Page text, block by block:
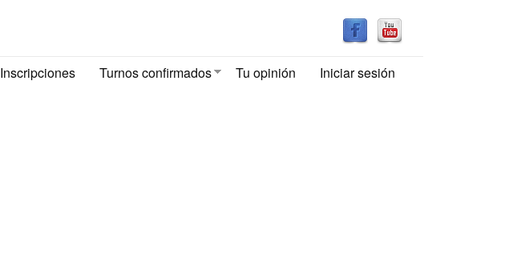
Inscripciones Turnos confirmados Tu opinión Iniciar sesión